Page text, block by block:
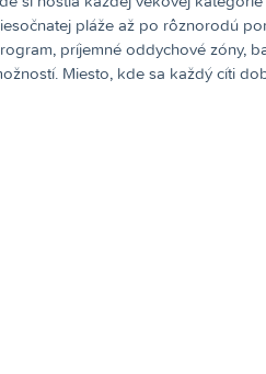
pláže až po rôznorodú
príjemné oddychové zóny,
Miesto, kde sa každý cíti